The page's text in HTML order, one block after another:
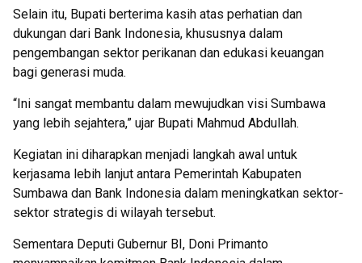
Selain itu, Bupati berterima kasih atas perhatian dan
dukungan dari Bank Indonesia, khususnya dalam
pengembangan sektor perikanan dan edukasi keuangan
bagi generasi muda.
“Ini sangat membantu dalam mewujudkan visi Sumbawa
yang lebih sejahtera,” ujar Bupati Mahmud Abdullah.
Kegiatan ini diharapkan menjadi langkah awal untuk
kerjasama lebih lanjut antara Pemerintah Kabupaten
Sumbawa dan Bank Indonesia dalam meningkatkan sektor-
sektor strategis di wilayah tersebut.
Sementara Deputi Gubernur BI, Doni Primanto